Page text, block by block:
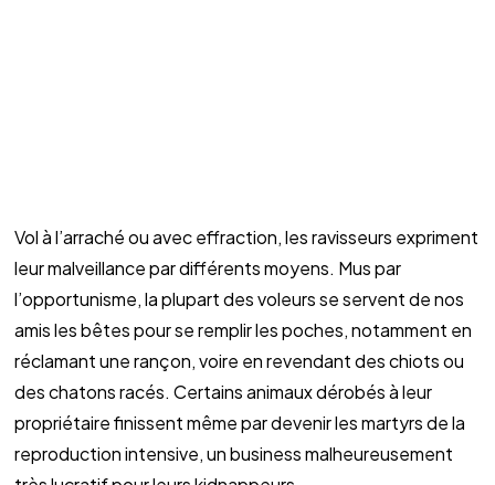
Vol à l’arraché ou avec effraction, les ravisseurs expriment
leur malveillance par différents moyens. Mus par
l’opportunisme, la plupart des voleurs se servent de nos
amis les bêtes pour se remplir les poches, notamment en
réclamant une rançon, voire en revendant des chiots ou
des chatons racés. Certains animaux dérobés à leur
propriétaire finissent même par devenir les martyrs de la
reproduction intensive, un business malheureusement